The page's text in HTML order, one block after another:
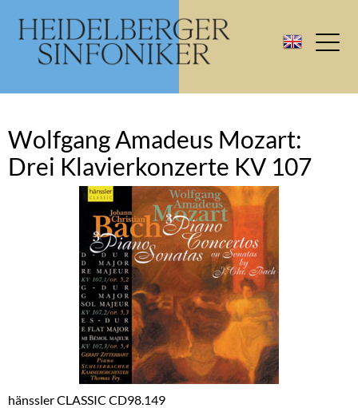
Wolfgang Amadeus Mozart:
Drei Klavierkonzerte KV 107
hänssler CLASSIC CD98.149